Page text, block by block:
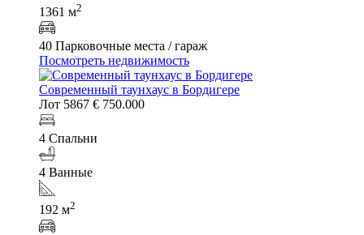
1361 м2
40 Парковочные места / гараж
Посмотреть недвижимость
Современный таунхаус в Бордигере
Лот 5867 € 750.000
4 Спальни
4 Ванные
192 м2